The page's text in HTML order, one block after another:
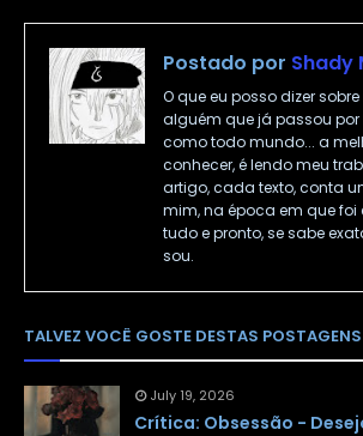
Postado por Shady
O que eu posso dizer
alguém que já passou
como todo mundo... a
conhecer, é lendo meu
artigo, cada texto, conta
mim, na época em que foi
tudo e pronto, se sabe
sou.
TALVEZ VOCÊ GOSTE DESTAS POSTAGENS
July 19, 2026
Crítica: Obsessão -